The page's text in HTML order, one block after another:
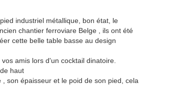
industriel métallique, bon état, le
chantier ferroviare Belge , ils ont été
cette belle table basse au design
amis lors d'un cocktail dinatoire.
haut
son épaisseur et le poid de son pied, cela